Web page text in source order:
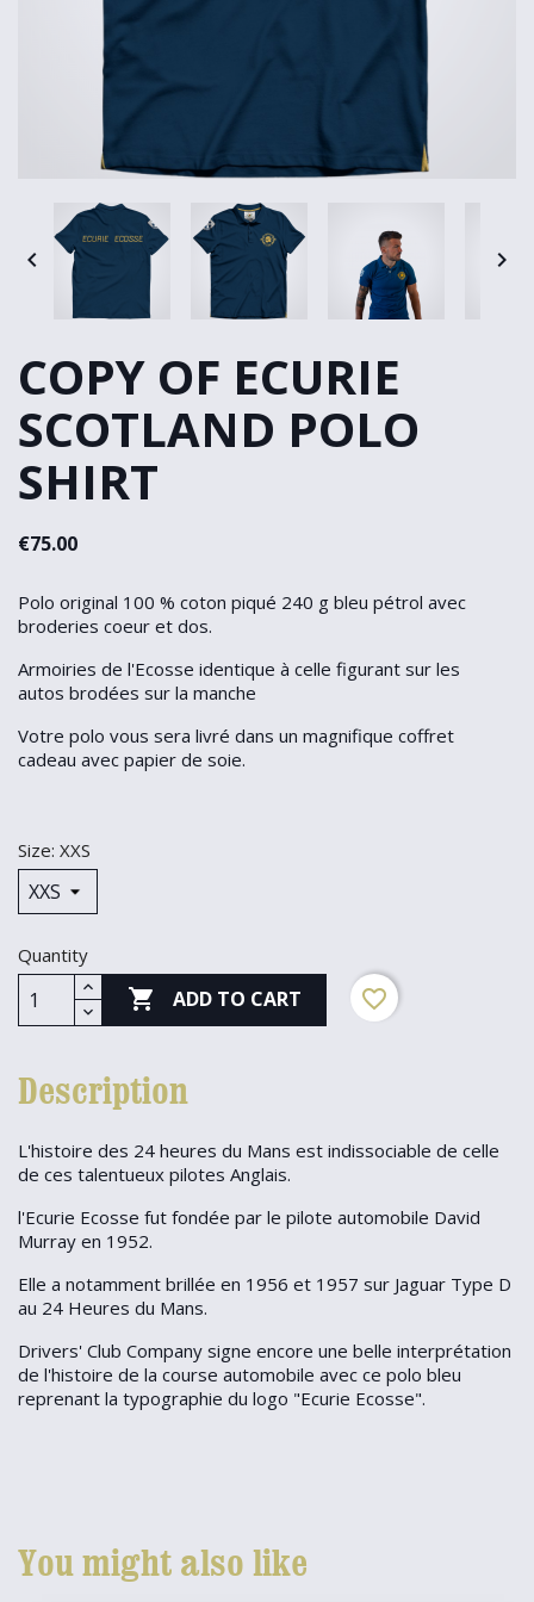
 
COPY OF ECURIE
SCOTLAND POLO
SHIRT
€75.00
Polo original 100 % coton piqué 240 g bleu pétrol avec
broderies coeur et dos.
Armoiries de l'Ecosse identique à celle figurant sur les
autos brodées sur la manche
Votre polo vous sera livré dans un magnifique coffret
cadeau avec papier de soie.
Size: XXS
Quantity
 ADD TO CART favorite_border
Description
L'histoire des 24 heures du Mans est indissociable de celle
de ces talentueux pilotes Anglais.
l'Ecurie Ecosse fut fondée par le pilote automobile David
Murray en 1952.
Elle a notamment brillée en 1956 et 1957 sur Jaguar Type D
au 24 Heures du Mans.
Drivers' Club Company signe encore une belle interprétation
de l'histoire de la course automobile avec ce polo bleu
reprenant la typographie du logo "Ecurie Ecosse".
You might also like